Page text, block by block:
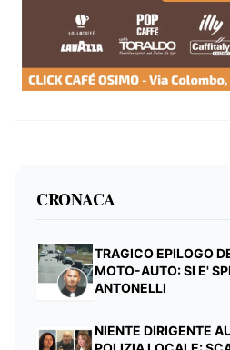
CRONACA
TRAGICO EPILOGO
MOTO-AUTO: SI E'
ANTONELLI
NIENTE DIRIGENTE